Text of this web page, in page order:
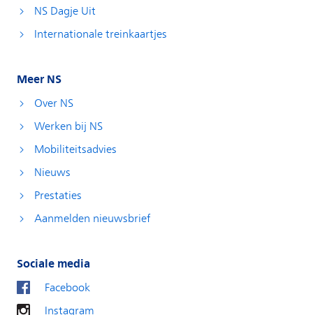
NS Dagje Uit
Internationale treinkaartjes
Meer NS
Over NS
Werken bij NS
Mobiliteitsadvies
Nieuws
Prestaties
Aanmelden nieuwsbrief
Sociale media
Facebook
Instagram